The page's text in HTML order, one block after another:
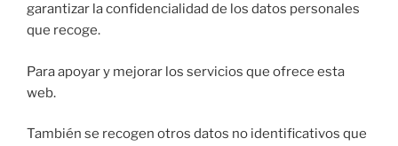
garantizar la confidencialidad de los datos personales
que recoge.
Para apoyar y mejorar los servicios que ofrece esta
web.
También se recogen otros datos no identificativos que